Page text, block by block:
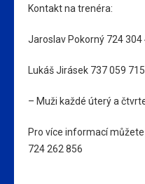
Kontakt na trenéra:
Jaroslav Pokorný 724 304
Lukáš Jirásek 737 059 715
– Muži každé úterý a
Pro více informací
724 262 856